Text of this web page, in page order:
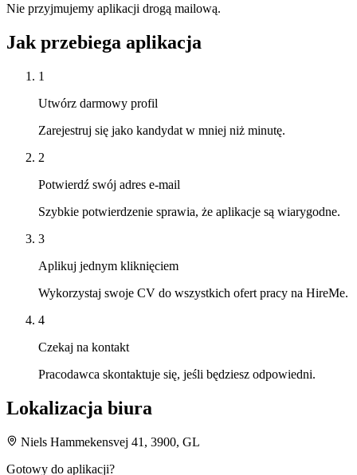
Nie przyjmujemy aplikacji drogą mailową.
Jak przebiega aplikacja
1
Utwórz darmowy profil
Zarejestruj się jako kandydat w mniej niż minutę.
2
Potwierdź swój adres e-mail
Szybkie potwierdzenie sprawia, że aplikacje są wiarygodne.
3
Aplikuj jednym kliknięciem
Wykorzystaj swoje CV do wszystkich ofert pracy na HireMe.
4
Czekaj na kontakt
Pracodawca skontaktuje się, jeśli będziesz odpowiedni.
Lokalizacja biura
Niels Hammekensvej 41, 3900, GL
Gotowy do aplikacji?